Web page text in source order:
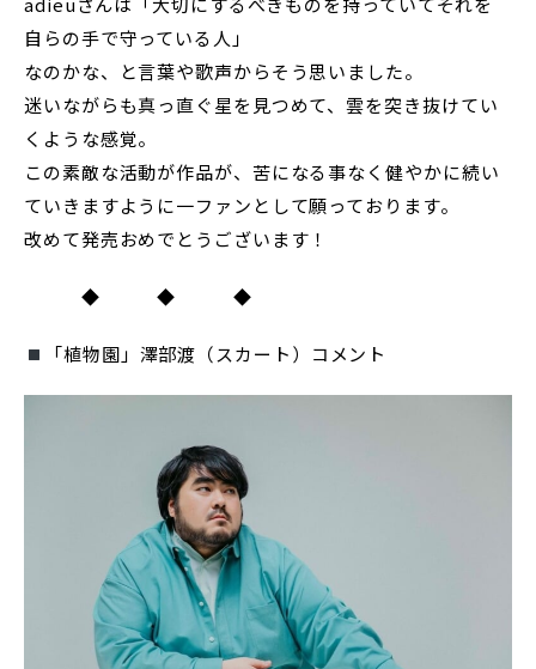
自らの手で守っている人」
なのかな、と言葉や歌声からそう思いました。
迷いながらも真っ直ぐ星を見つめて、雲を突き抜けてい
くような感覚。
この素敵な活動が作品が、苦になる事なく健やかに続い
ていきますように一ファンとして願っております。
改めて発売おめでとうございます！
◆ ◆ ◆
「植物園」澤部渡（スカート）コメント